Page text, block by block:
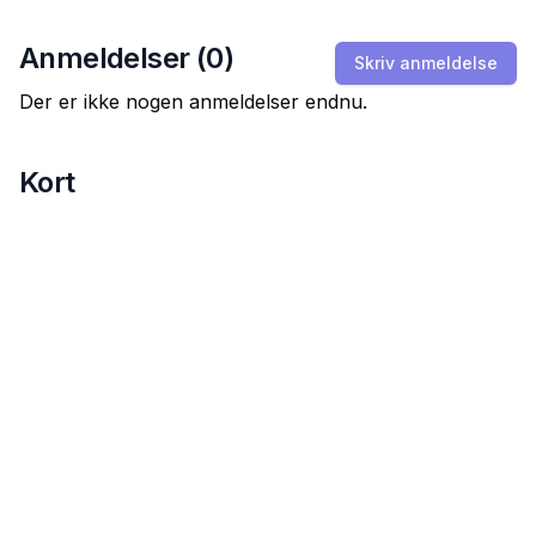
Anmeldelser (0) Skriv anmeldelse
Der er ikke nogen anmeldelser endnu.
Kort